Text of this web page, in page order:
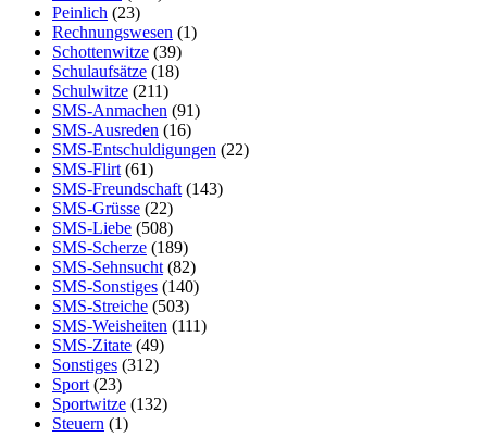
Peinlich (23)
Rechnungswesen (1)
Schottenwitze (39)
Schulaufsätze (18)
Schulwitze (211)
SMS-Anmachen (91)
SMS-Ausreden (16)
SMS-Entschuldigungen (22)
SMS-Flirt (61)
SMS-Freundschaft (143)
SMS-Grüsse (22)
SMS-Liebe (508)
SMS-Scherze (189)
SMS-Sehnsucht (82)
SMS-Sonstiges (140)
SMS-Streiche (503)
SMS-Weisheiten (111)
SMS-Zitate (49)
Sonstiges (312)
Sport (23)
Sportwitze (132)
Steuern (1)